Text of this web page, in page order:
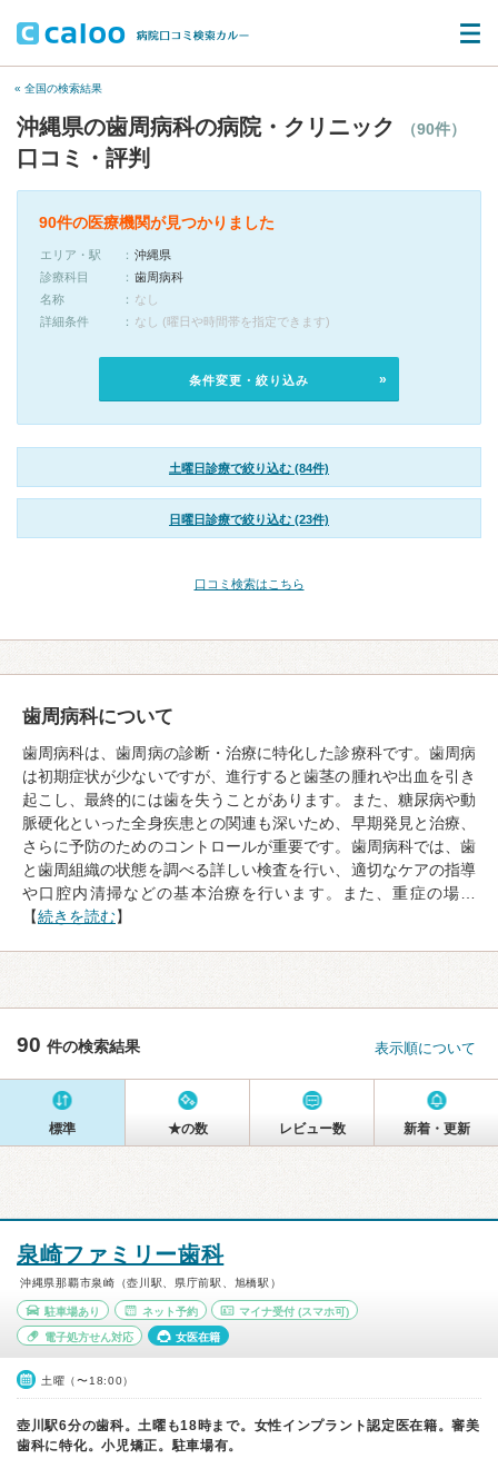
« 全国の検索結果
沖縄県の歯周病科の病院・クリニック （90件）
口コミ・評判
90件の医療機関が見つかりました
エリア・駅
沖縄県
診療科目
歯周病科
名称
なし
詳細条件
なし (曜日や時間帯を指定できます)
条件変更・絞り込み
土曜日診療で絞り込む (84件)
日曜日診療で絞り込む (23件)
口コミ検索はこちら
歯周病科について
歯周病科は、歯周病の診断・治療に特化した診療科です。歯周病
は初期症状が少ないですが、進行すると歯茎の腫れや出血を引き
起こし、最終的には歯を失うことがあります。また、糖尿病や動
脈硬化といった全身疾患との関連も深いため、早期発見と治療、
さらに予防のためのコントロールが重要です。歯周病科では、歯
と歯周組織の状態を調べる詳しい検査を行い、適切なケアの指導
や口腔内清掃などの基本治療を行います。また、重症の場…
【続きを読む】
90 件の検索結果 表示順について
標準 ★の数 レビュー数 新着・更新
泉崎ファミリー歯科
沖縄県那覇市泉崎（壺川駅、県庁前駅、旭橋駅）
駐車場あり ネット予約 マイナ受付 (スマホ可)
電子処方せん対応 女医在籍
土曜（〜18:00）
壺川駅6分の歯科。土曜も18時まで。女性インプラント認定医在籍。審美
歯科に特化。小児矯正。駐車場有。